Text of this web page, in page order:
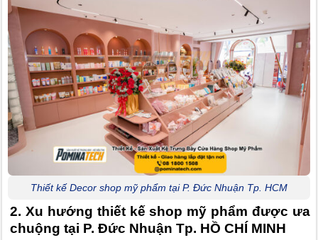
Thiết kế Decor shop mỹ phẩm tại P. Đức Nhuận Tp. HCM
2. Xu hướng thiết kế shop mỹ phẩm được ưa
chuộng tại P. Đức Nhuận Tp. HỒ CHÍ MINH